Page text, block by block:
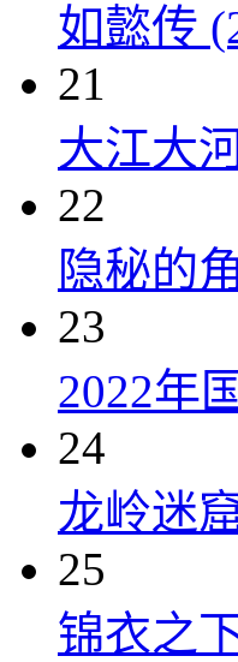
如懿传
21
大江大
22
隐秘的
23
2022年
24
龙岭迷
25
锦衣之